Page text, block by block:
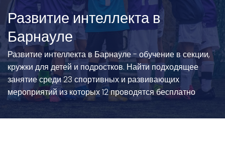
Развитие интеллекта в
Барнауле
Развитие интеллекта в Барнауле - обучение в секции,
кружки для детей и подростков. Найти подходящее
занятие среди 23 спортивных и развивающих
мероприятий из которых 12 проводятся бесплатно